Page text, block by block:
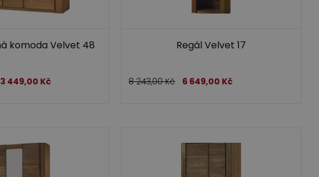
komoda Velvet 48
449,00 Kč
Regál Velvet 17
8 243,00Kč 6 649,00 Kč